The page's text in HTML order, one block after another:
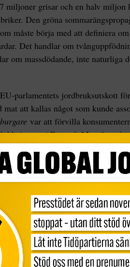
miljoner grisar och en halv miljon
Den gröna
måste börja med att definiera
Det handlar om
om massdödande, inte naturliga
parlamentets jordbruksutskott
att kallas något som kunde
var att förvilla
i Bryssel. Men den
fortsätta att efterfråga vegokorv
Jag har tidigare ifrågasatt
i plural istället för
låta som en petitess, men det är
uppvärmningen (som vi för
i världen. Att tala om flera
begreppet. Det blir diffusare och